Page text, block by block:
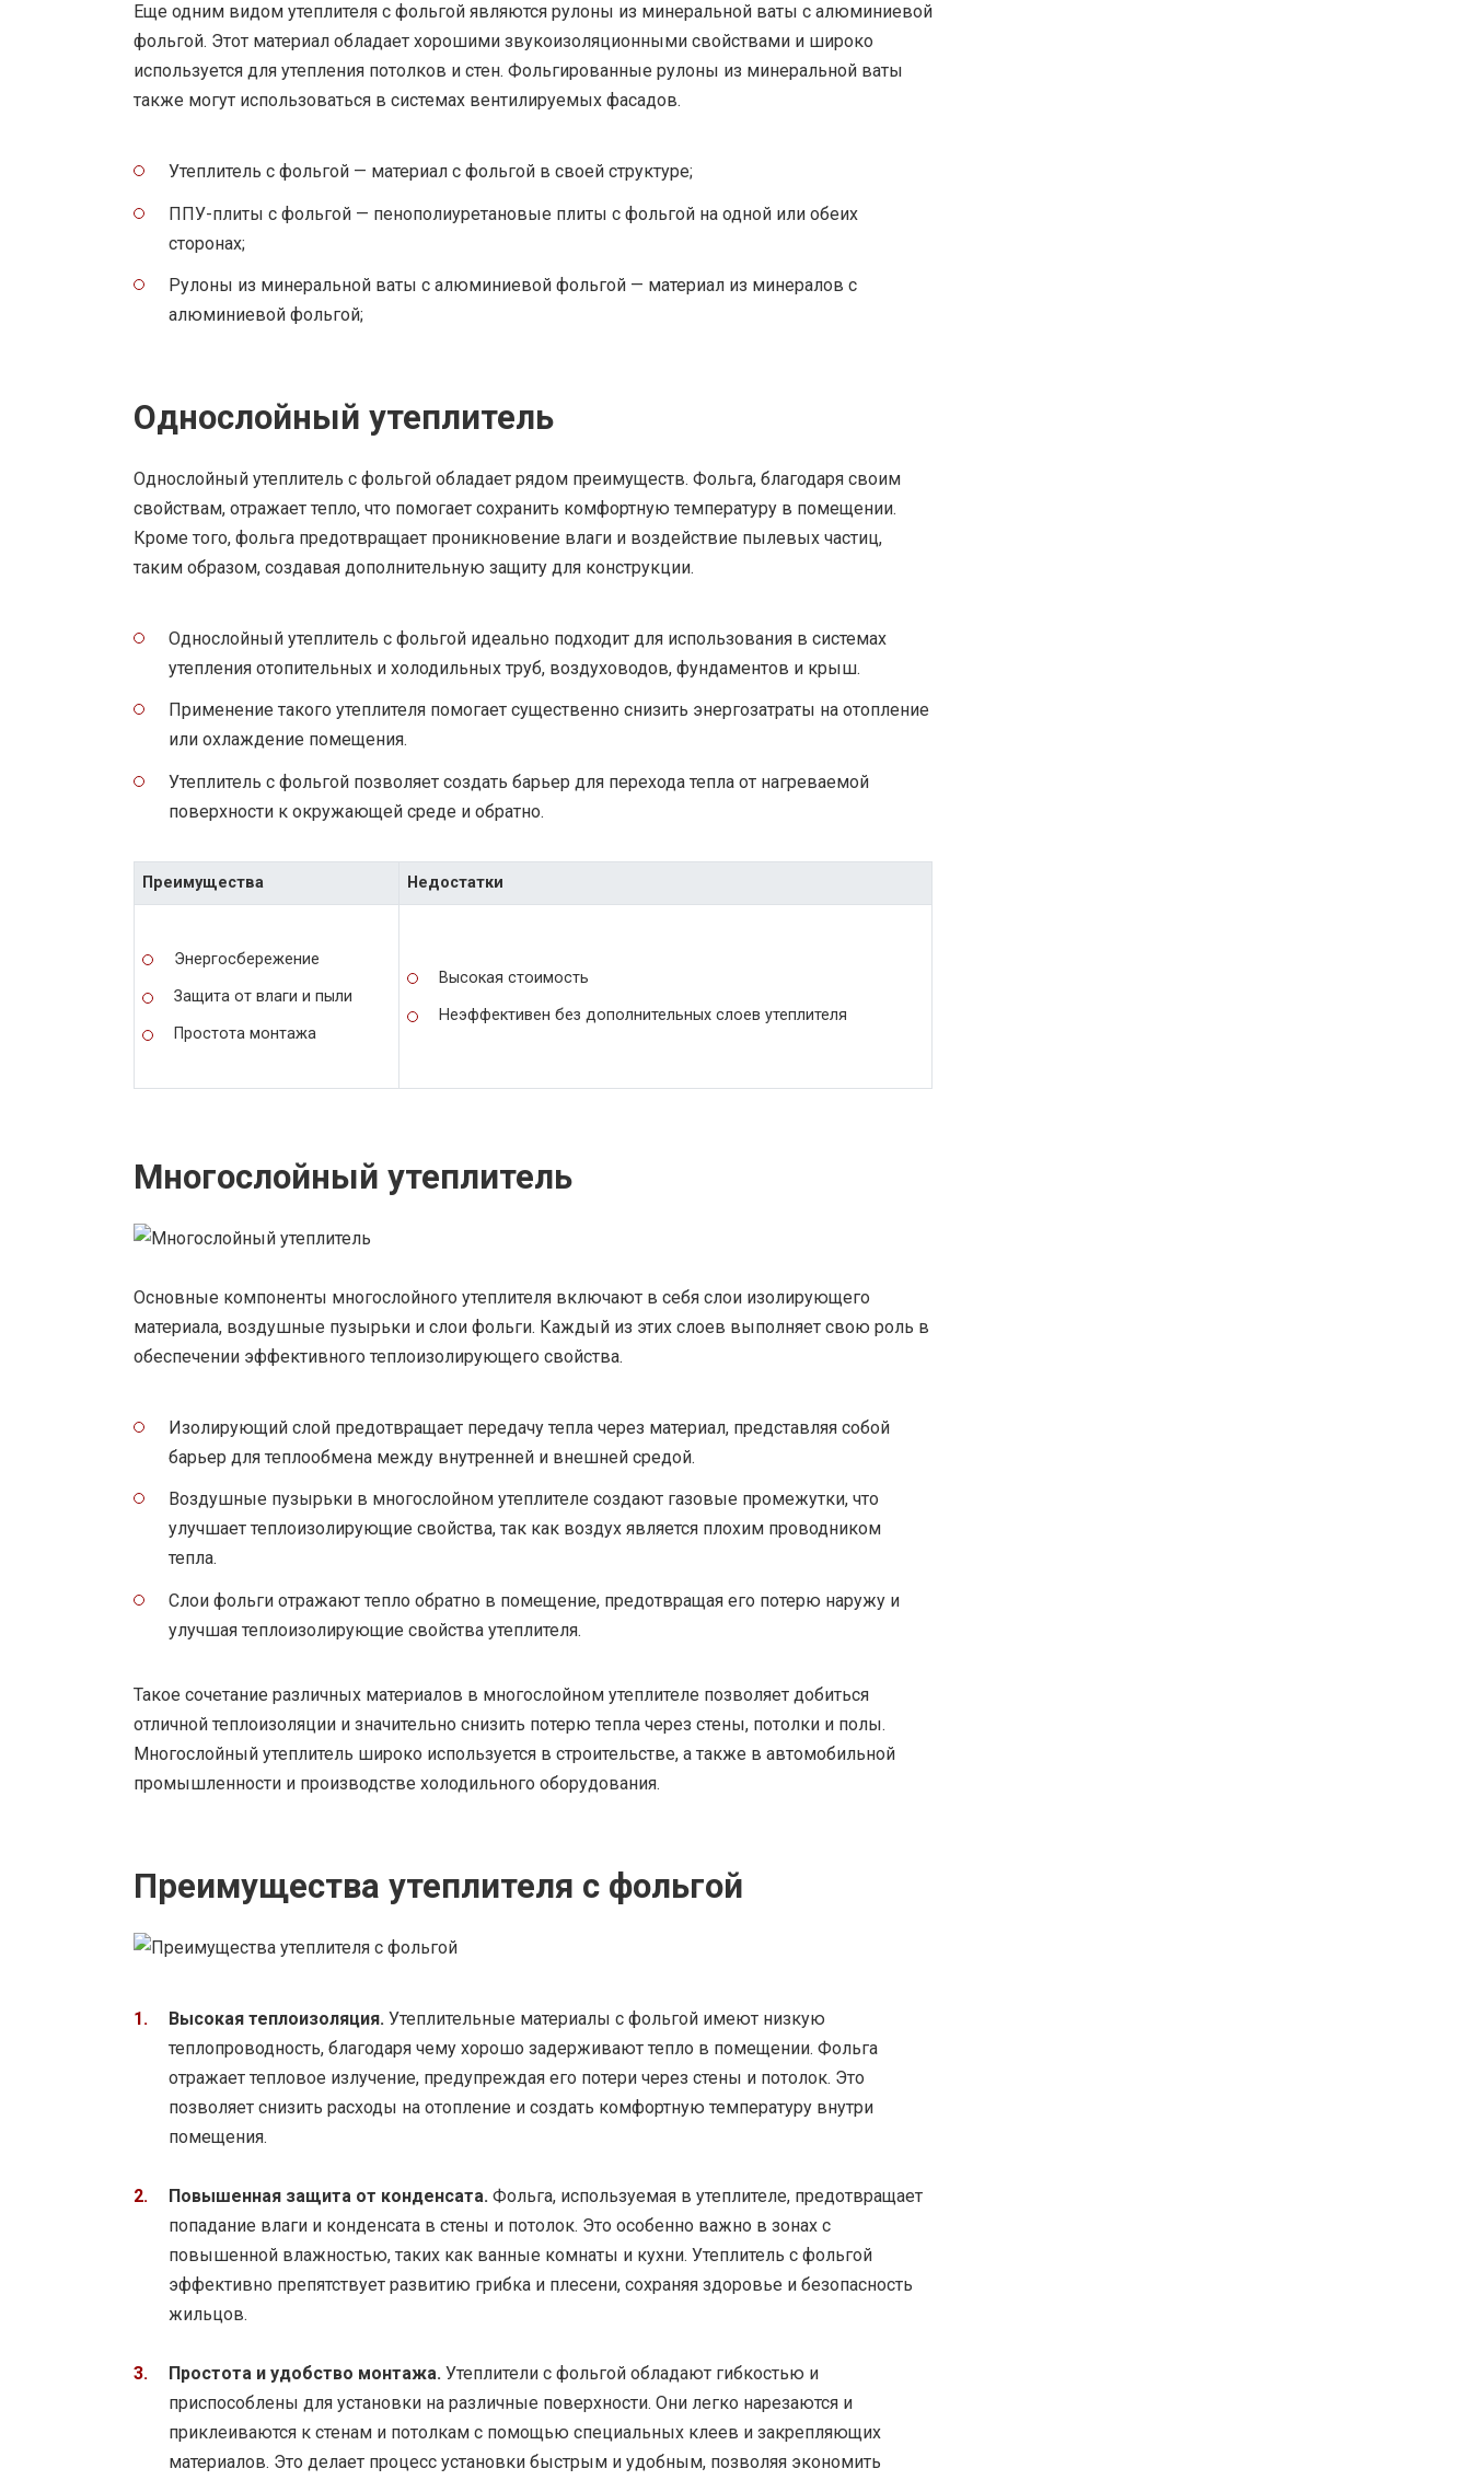
Еще одним видом утеплителя с фольгой являются рулоны из минеральной ваты с алюминиевой
фольгой. Этот материал обладает хорошими звукоизоляционными свойствами и широко
используется для утепления потолков и стен. Фольгированные рулоны из минеральной ваты
также могут использоваться в системах вентилируемых фасадов.
Утеплитель с фольгой — материал с фольгой в своей структуре;
ППУ-плиты с фольгой — пенополиуретановые плиты с фольгой на одной или обеих
сторонах;
Рулоны из минеральной ваты с алюминиевой фольгой — материал из минералов с
алюминиевой фольгой;
Однослойный утеплитель
Однослойный утеплитель с фольгой обладает рядом преимуществ. Фольга, благодаря своим
свойствам, отражает тепло, что помогает сохранить комфортную температуру в помещении.
Кроме того, фольга предотвращает проникновение влаги и воздействие пылевых частиц,
таким образом, создавая дополнительную защиту для конструкции.
Однослойный утеплитель с фольгой идеально подходит для использования в системах
утепления отопительных и холодильных труб, воздуховодов, фундаментов и крыш.
Применение такого утеплителя помогает существенно снизить энергозатраты на отопление
или охлаждение помещения.
Утеплитель с фольгой позволяет создать барьер для перехода тепла от нагреваемой
поверхности к окружающей среде и обратно.
Преимущества Недостатки
Энергосбережение
Защита от влаги и пыли
Простота монтажа
Высокая стоимость
Неэффективен без дополнительных слоев утеплителя
Многослойный утеплитель
Основные компоненты многослойного утеплителя включают в себя слои изолирующего
материала, воздушные пузырьки и слои фольги. Каждый из этих слоев выполняет свою роль в
обеспечении эффективного теплоизолирующего свойства.
Изолирующий слой предотвращает передачу тепла через материал, представляя собой
барьер для теплообмена между внутренней и внешней средой.
Воздушные пузырьки в многослойном утеплителе создают газовые промежутки, что
улучшает теплоизолирующие свойства, так как воздух является плохим проводником
тепла.
Слои фольги отражают тепло обратно в помещение, предотвращая его потерю наружу и
улучшая теплоизолирующие свойства утеплителя.
Такое сочетание различных материалов в многослойном утеплителе позволяет добиться
отличной теплоизоляции и значительно снизить потерю тепла через стены, потолки и полы.
Многослойный утеплитель широко используется в строительстве, а также в автомобильной
промышленности и производстве холодильного оборудования.
Преимущества утеплителя с фольгой
Высокая теплоизоляция. Утеплительные материалы с фольгой имеют низкую
теплопроводность, благодаря чему хорошо задерживают тепло в помещении. Фольга
отражает тепловое излучение, предупреждая его потери через стены и потолок. Это
позволяет снизить расходы на отопление и создать комфортную температуру внутри
помещения.
Повышенная защита от конденсата. Фольга, используемая в утеплителе, предотвращает
попадание влаги и конденсата в стены и потолок. Это особенно важно в зонах с
повышенной влажностью, таких как ванные комнаты и кухни. Утеплитель с фольгой
эффективно препятствует развитию грибка и плесени, сохраняя здоровье и безопасность
жильцов.
Простота и удобство монтажа. Утеплители с фольгой обладают гибкостью и
приспособлены для установки на различные поверхности. Они легко нарезаются и
приклеиваются к стенам и потолкам с помощью специальных клеев и закрепляющих
материалов. Это делает процесс установки быстрым и удобным, позволяя экономить